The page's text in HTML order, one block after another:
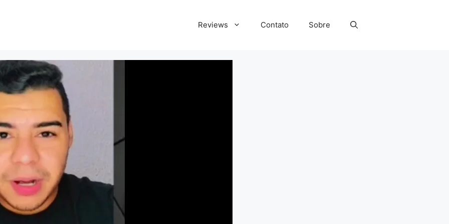
Reviews Contato Sobre